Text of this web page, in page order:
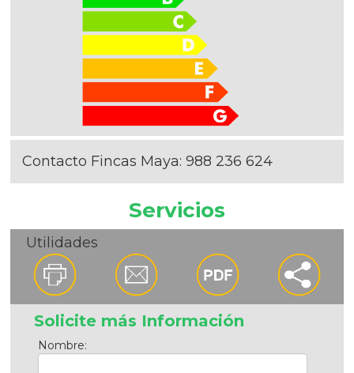
Contacto Fincas Maya:988 236 624
Servicios
Utilidades
Solicite más Información
Nombre: